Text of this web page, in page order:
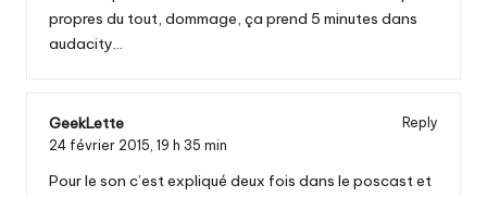
propres du tout, dommage, ça prend 5 minutes dans
audacity…
GeekLette
Reply
24 février 2015, 19 h 35 min
Pour le son c’est expliqué deux fois dans le poscast et